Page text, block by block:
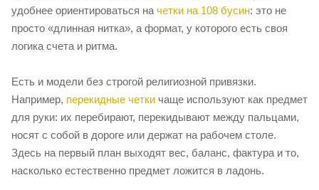
удобнее ориентироваться на четки на 108 бусин: это не
просто «длинная нитка», а формат, у которого есть своя
логика счета и ритма.
Есть и модели без строгой религиозной привязки.
Например, перекидные четки чаще используют как предмет
для руки: их перебирают, перекидывают между пальцами,
носят с собой в дороге или держат на рабочем столе.
Здесь на первый план выходят вес, баланс, фактура и то,
насколько естественно предмет ложится в ладонь.